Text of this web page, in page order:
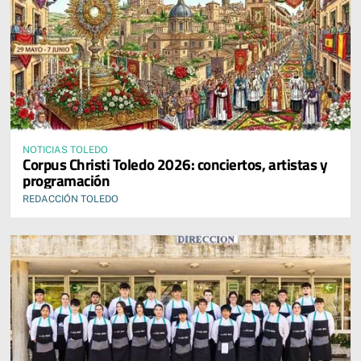
NOTICIAS TOLEDO
Corpus Christi Toledo 2026: conciertos, artistas y
programación
REDACCIÓN TOLEDO